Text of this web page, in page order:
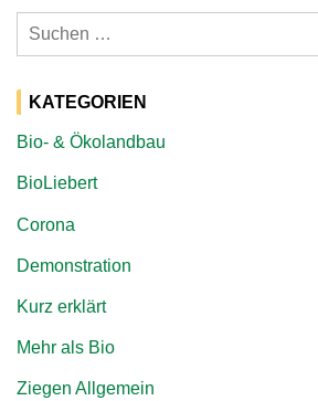
Suchen
nach:
KATEGORIEN
Bio- & Ökolandbau
BioLiebert
Corona
Demonstration
Kurz erklärt
Mehr als Bio
Ziegen Allgemein